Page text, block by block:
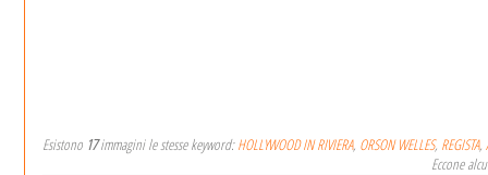
Esistono 17immagini le stesse keyword:HOLLYWOOD IN RIVIERA, ORSON WELLES, REGISTA,
Eccone